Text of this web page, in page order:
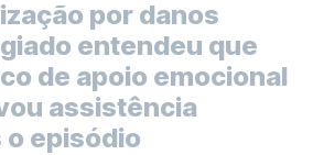
por danos
entendeu que
de apoio emocional
assistência
episódio